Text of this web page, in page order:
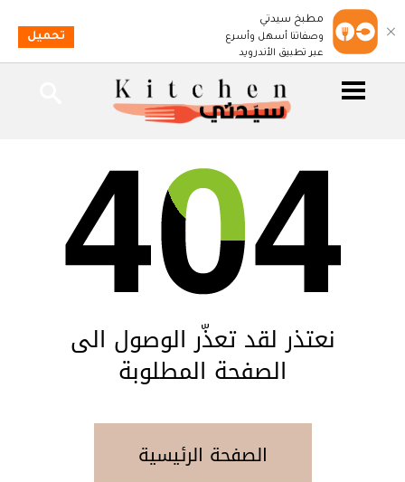
نعتذر لقد تعذّر الوصول الى
الصفحة المطلوبة
الصفحة الرئيسية
مطبخ سيدتي
وصفاتنا أسهل وأسرع
عبر تطبيق الأندرويد
تحميل